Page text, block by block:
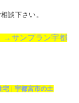
談下さい。
→サンプラン宇都
宅 | 宇都宮市の土